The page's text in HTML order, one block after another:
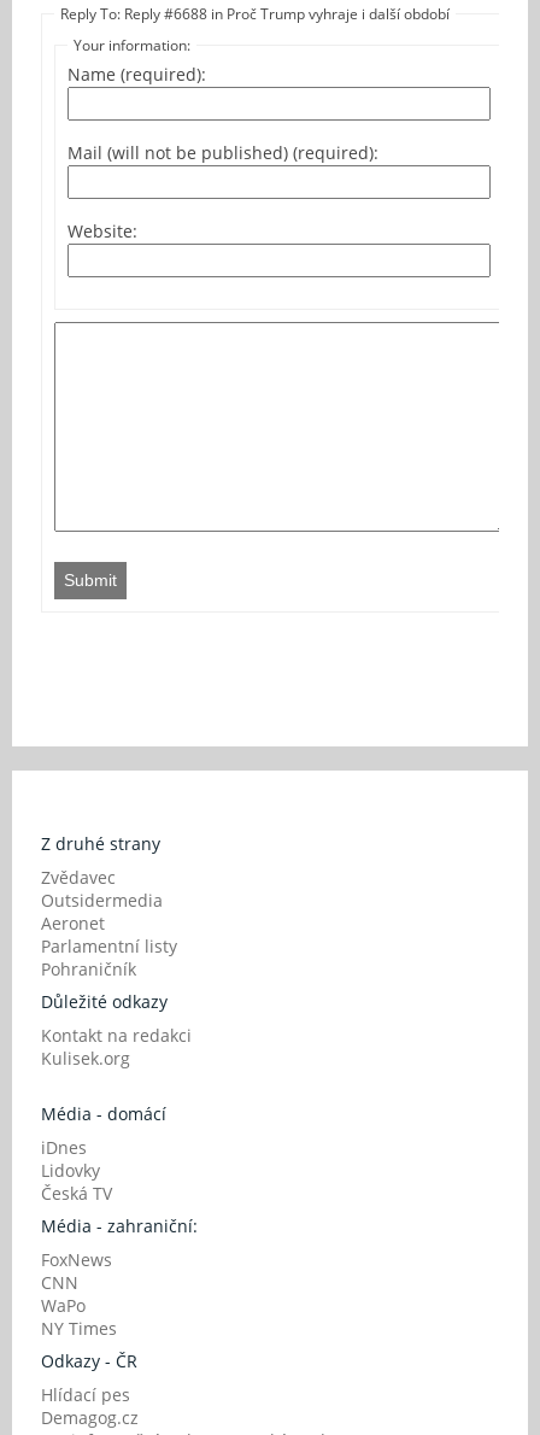
Reply To: Reply #6688 in Proč Trump vyhraje i další období
Your information:
Name (required):
Mail (will not be published) (required):
Website:
Submit
Z druhé strany
Zvědavec
Outsidermedia
Aeronet
Parlamentní listy
Pohraničník
Důležité odkazy
Kontakt na redakci
Kulisek.org
Média - domácí
iDnes
Lidovky
Česká TV
Média - zahraniční:
FoxNews
CNN
WaPo
NY Times
Odkazy - ČR
Hlídací pes
Demagog.cz